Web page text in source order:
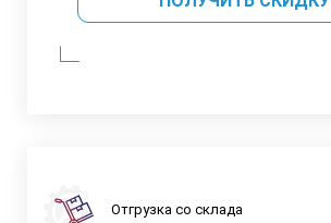
Отгрузка со склада